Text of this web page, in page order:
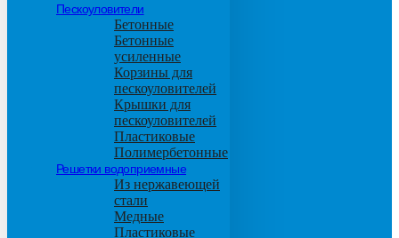
Пескоуловители
Бетонные
Бетонные
усиленные
Корзины для
пескоуловителей
Крышки для
пескоуловителей
Пластиковые
Полимербетонные
Решетки водоприемные
Из нержавеющей
стали
Медные
Пластиковые